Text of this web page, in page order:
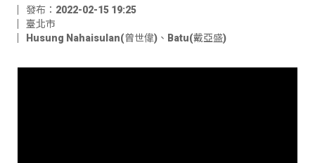
發布：2022-02-15 19:25
臺北市
Husung Nahaisulan(曾世偉) 、 Batu(戴亞盛)